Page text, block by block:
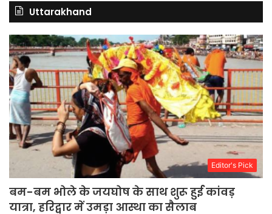
Uttarakhand
Editor's Pick
बम-बम भोले के जयघोष के साथ शुरू हुई कांवड़
यात्रा, हरिद्वार में उमड़ा आस्था का सैलाब